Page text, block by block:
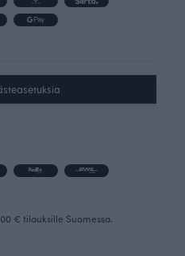
€ tilauksille Suomessa.